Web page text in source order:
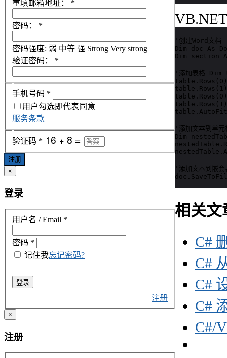
VB.NET
'创建Word文档
Dim doc As
Dim section
'添加表格
'添加文本到
Dim
'添加文本到
相关文
C#
C#
C#
C#
C#/
重填邮箱地址： *
密码： *
密码强度: 弱 中等 强 Strong Very strong
验证密码：
*
手机号码 *
用户勾选即代表同意
服务条款
验证码 *
注册
×
登录
用户名 / Email *
密码 *
记住我忘记密码?
登录
注册
×
注册